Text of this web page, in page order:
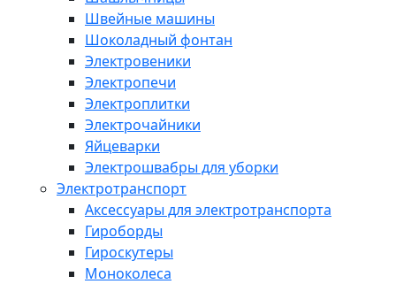
Швейные машины
Шоколадный фонтан
Электровеники
Электропечи
Электроплитки
Электрочайники
Яйцеварки
Электрошвабры для уборки
Электротранспорт
Аксессуары для электротранспорта
Гироборды
Гироскутеры
Моноколеса